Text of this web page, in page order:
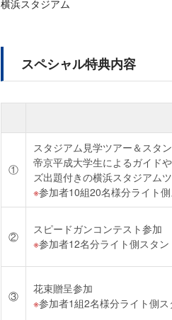
横浜スタジアム
スペシャル特典内容
①
スタジアム見学ツアー＆スタ
帝京平成大学生によるガイド
ズ出題付きの横浜スタジアムツ
参加者10組20名様分ライト
②
スピードガンコンテスト参加
参加者12名分ライト側スタ
③
花束贈呈参加
参加者1組2名様分ライト側